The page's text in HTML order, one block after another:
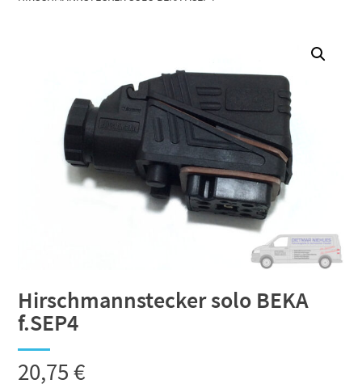
Hirschmannstecker solo BEKA
f.SEP4
20,75€